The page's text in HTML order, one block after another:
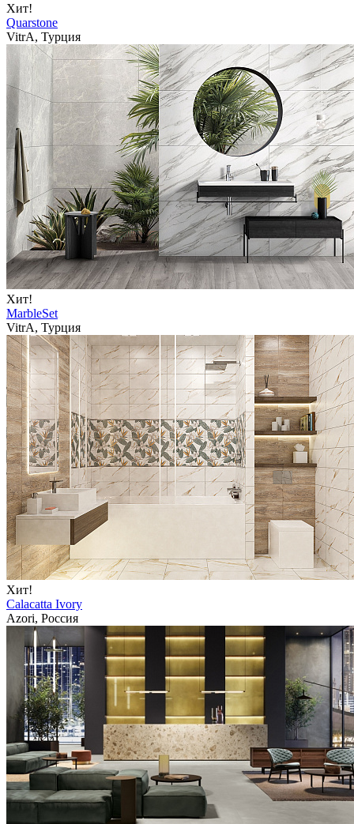
Хит!
Quarstone
VitrA, Турция
Хит!
MarbleSet
VitrA, Турция
Хит!
Calacatta Ivory
Azori, Россия